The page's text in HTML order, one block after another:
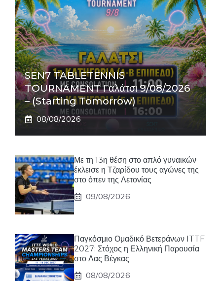
SEN7 TABLETENNIS
TOURNAMENT Γαλάτσι 9/08/2026
– (Starting Tomorrow)
08/08/2026
Με τη 13η θέση στο απλό γυναικών
έκλεισε η Τζαρίδου τους αγώνες της
στο όπεν της Λετονίας
09/08/2026
Παγκόσμιο Ομαδικό Βετεράνων ITTF
2027: Στόχος η Ελληνική Παρουσία
στο Λας Βέγκας
08/08/2026